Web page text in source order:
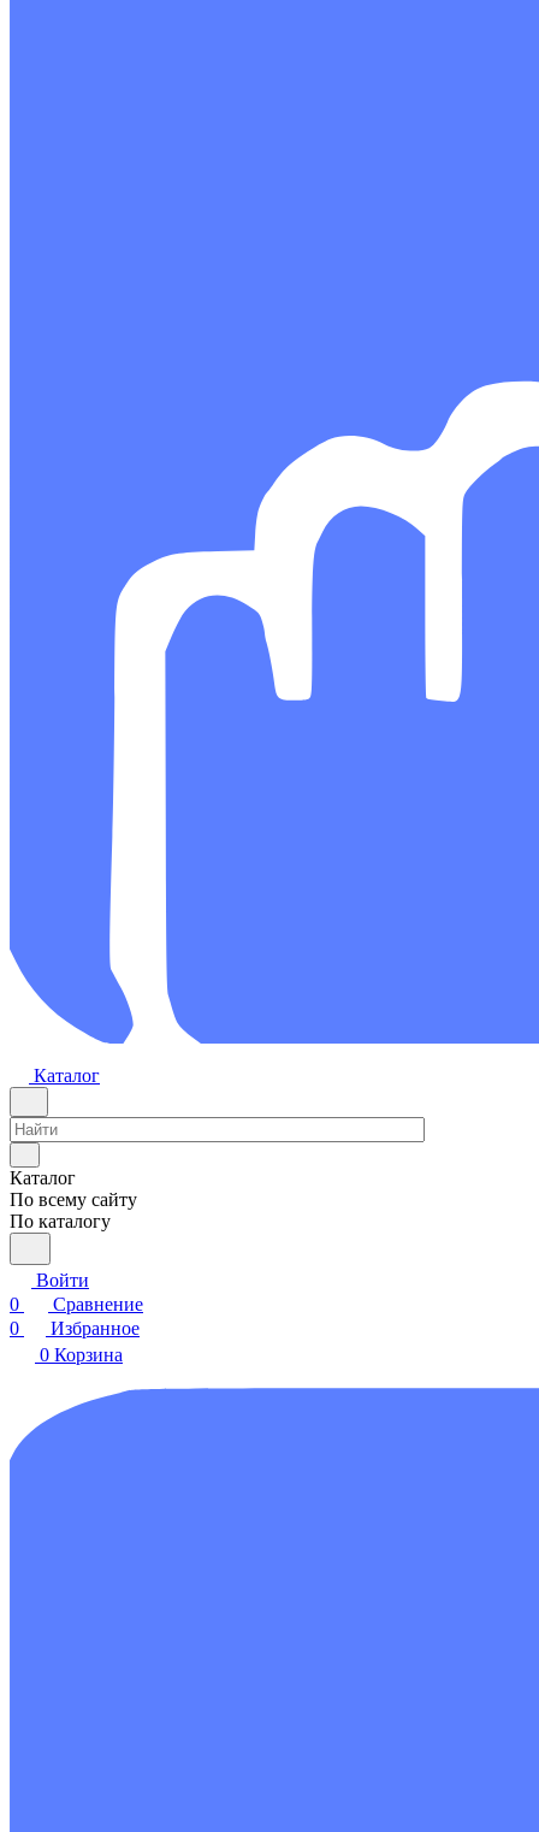
Каталог
Каталог
По всему сайту
По каталогу
Войти
0
Сравнение
0
Избранное
0 Корзина